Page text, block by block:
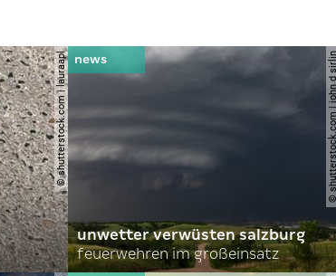
© shutterstock.com | lauraapl ©
unwetter verwüsten salzburg
feuerwehren im großeinsatz